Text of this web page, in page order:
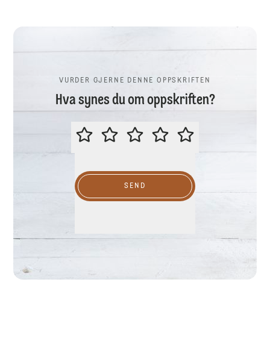
VURDER GJERNE DENNE OPPSKRIFTEN
Hva synes du om oppskriften?
VURDER GJERNE DENNE
SEND